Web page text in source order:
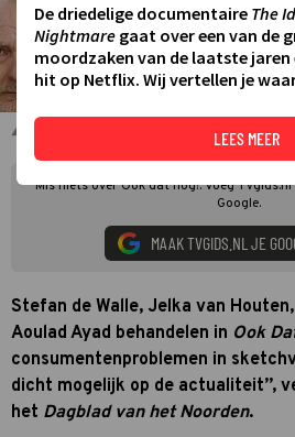
Stefan de Walle, Jelka van Houten,
Mis niets over Ook dat nog!. Voeg
Google.
MAAK TVGIDS.NL JE
Stefan de Walle, Jelka van
Aoulad Ayad behandelen in Ook
consumentenproblemen in
dicht mogelijk op de actualiteit”,
het Dagblad van het Noorden.
De driedelige documentaire The
Nightmare gaat over een van de
moordzaken van de laatste jaren
hit op Netflix. Wij vertellen je
LEES MEER